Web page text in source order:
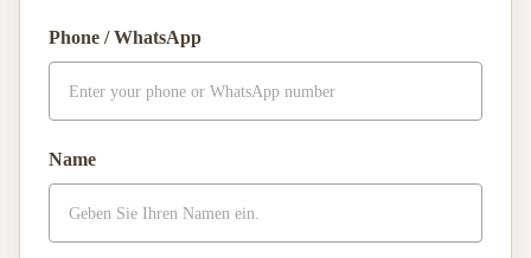
Phone / WhatsApp
Name